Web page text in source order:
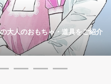
大人のおもちゃ・道具をご紹介